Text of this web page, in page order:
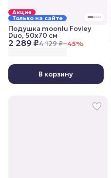
Акция
Только на сайте
2 289 ₽4 129 ₽−45%
Подушка moonlu Fovley
Duo, 50x70 см
В корзину